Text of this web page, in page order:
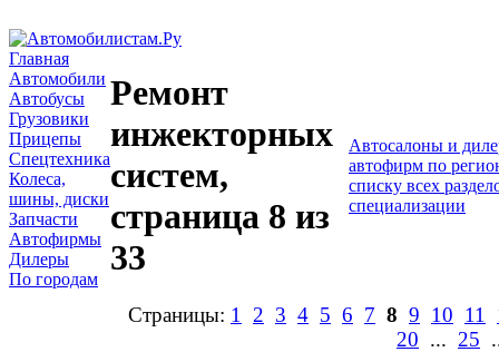
Главная
Автомобили
Автобусы
Грузовики
Прицепы
Спецтехника
Колеса,
шины, диски
Запчасти
Автофирмы
Дилеры
По городам
Ремонт
инжекторных
систем,
страница 8 из
33
Автосалоны и
автофирм по
списку всех
специализации
Страницы: 1 2 3 4 5 6 7 8 9 10 11
20 ... 25